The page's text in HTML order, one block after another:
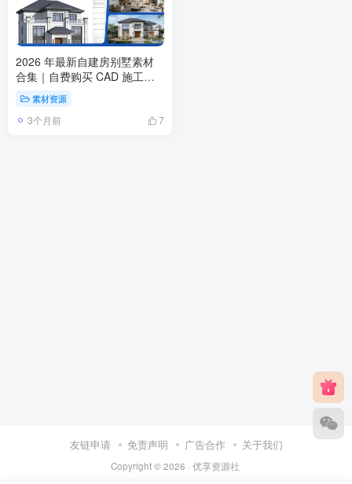
2026 年最新自建房别墅素材
合集｜自费购买 CAD 施工图 +
效果图全套
素材资源
3个月前 7
友链申请 免责声明 广告合作 关于我们
Copyright © 2026 · 优享资源社